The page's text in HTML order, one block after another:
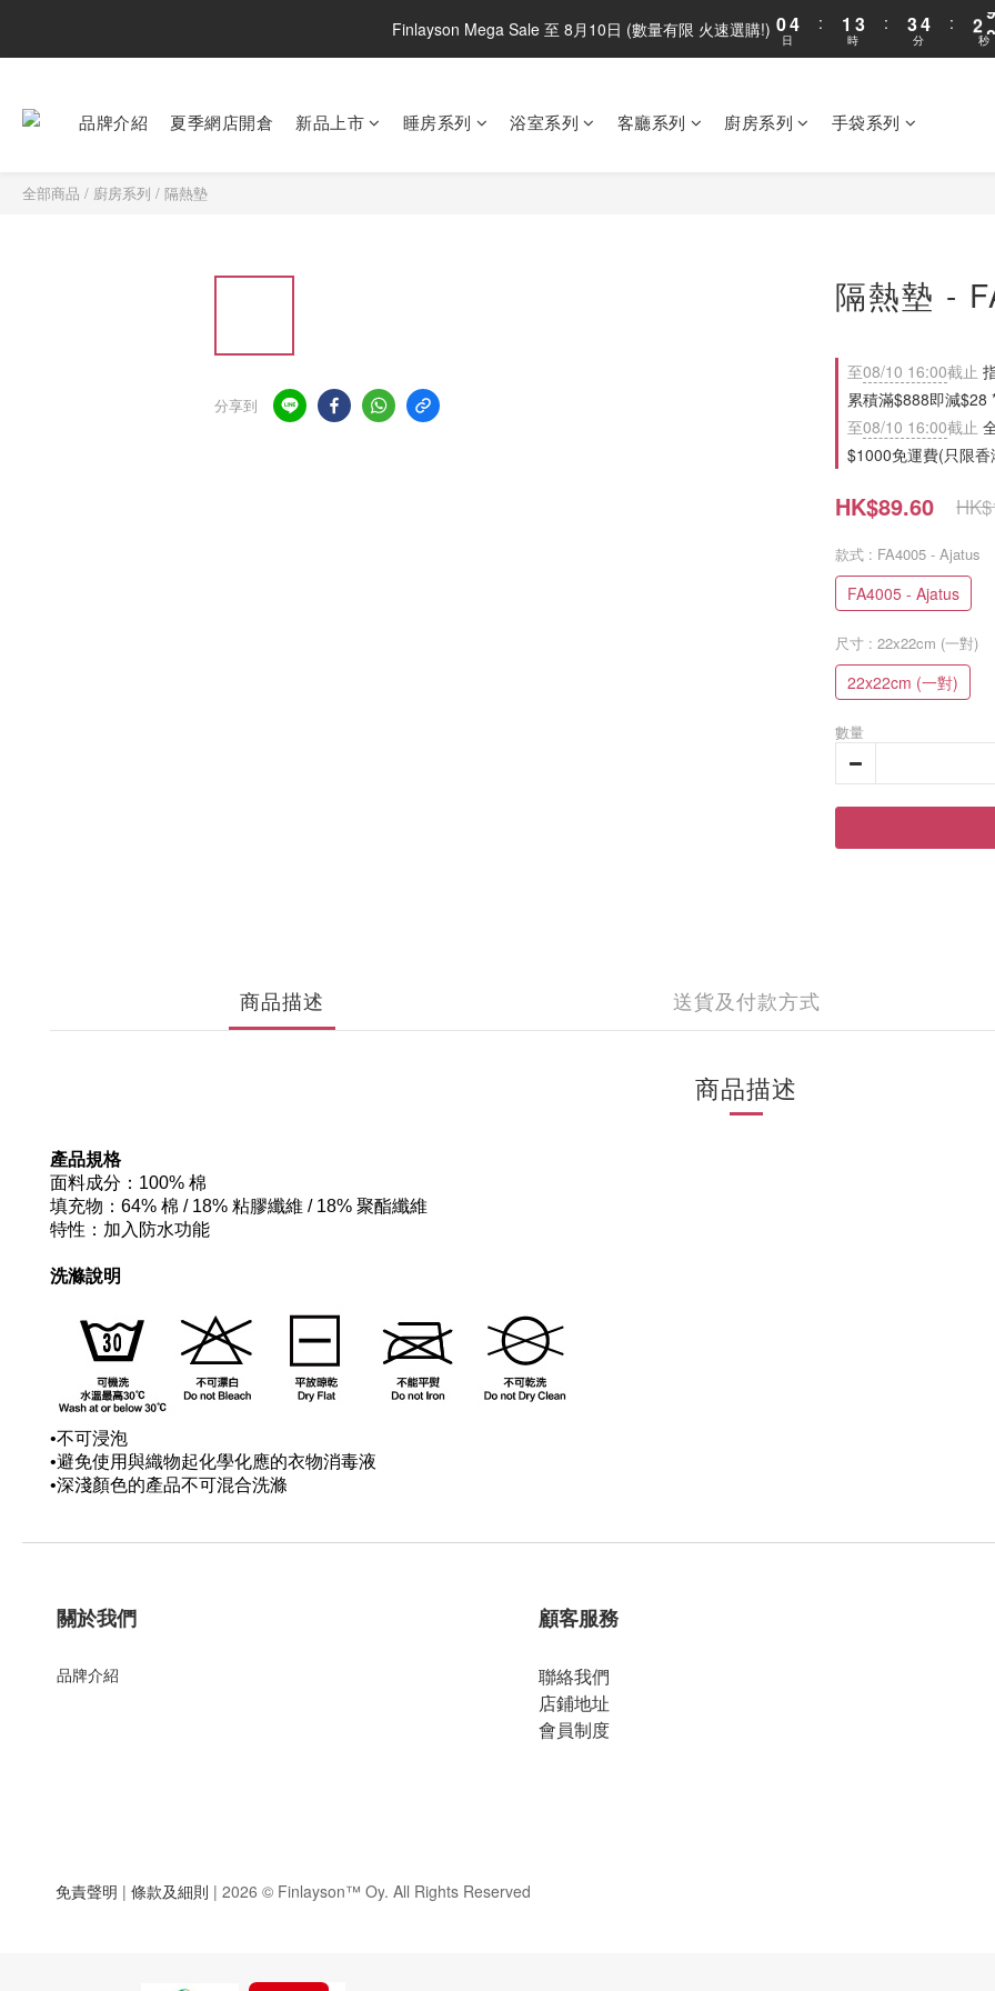
Finlayson Mega Sale 至 8月10日 (數量有限 火速選購!) 04
3
0
日
:
1
0
3
2
時
:
3
2
4
3
分
:
2
1
9
8
秒
品牌介紹 夏季網店開倉 新品上市 睡房系列 浴室系列 客廳系列 廚房系列 手袋系列
全部商品 / 廚房系列 / 隔熱墊
分享到
隔熱墊 -
至08/10 16:00截止
累積滿$888即減
至08/10 16:00截止
$1000免運費(只限
HK$89.60
款式 : FA4005 - Ajatus
FA4005 - Ajatus
尺寸 : 22x22cm (一對)
22x22cm (一對)
數量
商品描述 送貨及付款方式
商品描述
產品規格
面料成分：100% 棉
填充物：64% 棉 / 18% 粘膠纖維 / 18% 聚酯纖維
特性：加入防水功能
洗滌說明
•不可浸泡
•避免使用與織物起化學化應的衣物消毒液
•深淺顏色的產品不可混合洗滌
關於我們
品牌介紹
顧客服務
聯絡我們
店鋪地址
會員制度
免責聲明 | 條款及細則 | 2026 © Finlayson™ Oy. All Rights Reserved